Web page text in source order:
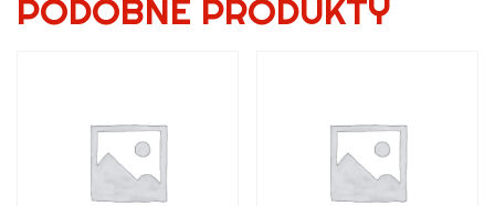
PODOBNE PRODUKTY